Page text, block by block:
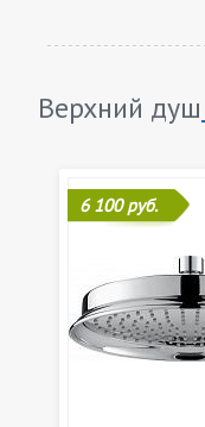
Верхний душ
6 100 руб.